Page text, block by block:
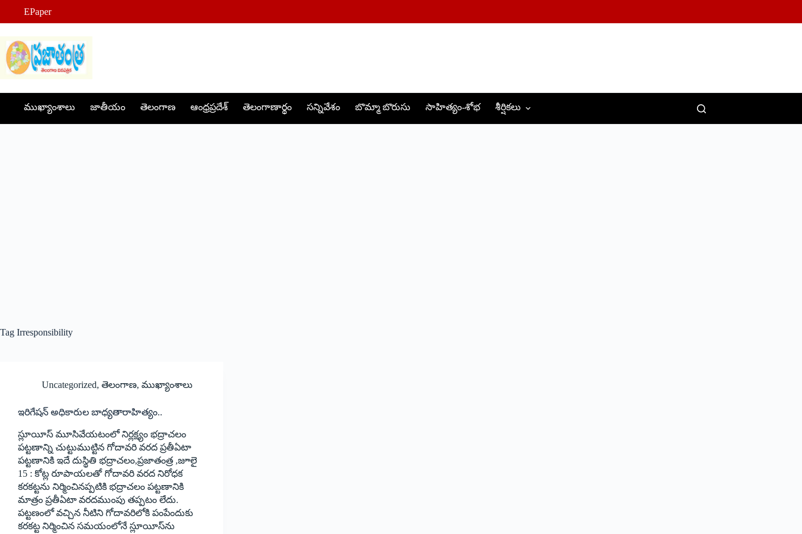
content
EPaper
ముఖ్యాంశాలు జాతీయం తెలంగాణ ఆంధ్రప్రదేశ్ తెలంగాణార్థం సన్నివేశం బొమ్మా బొరుసు సాహిత్యం-శోభ శీర్షికలు
Tag Irresponsibility
Uncategorized, తెలంగాణ, ముఖ్యాంశాలు
ఇరిగేషన్‌ అధికారుల బాధ్యతారాహిత్యం..
స్లూయీస్‌ ‌మూసివేయటంలో నిర్లక్ష్యం భద్రాచలం
పట్టణాన్ని చుట్టుముట్టిన గోదావరి వరద ప్రతీఏటా
పట్టణానికి ఇదే దుస్థితి భద్రాచలం,ప్రజాతంత్ర ,జూలై
15 : కోట్ల రూపాయలతో గోదావరి వరద నిరోధక
కరకట్టను నిర్మించినప్పటికి భద్రాచలం పట్టణానికి
మాత్రం ప్రతీఏటా వరదముంపు తప్పటం లేదు.
పట్టణంలో వచ్చిన నీటిని గోదావరిలోకి పంపేందుకు
కరకట్ట నిర్మించిన సమయంలోనే స్లూయీస్‌ను